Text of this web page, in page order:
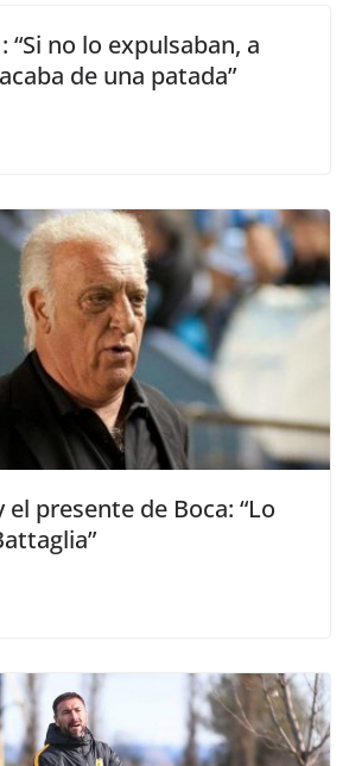
“Si no lo expulsaban, a
de una patada”
el presente de Boca: “Lo